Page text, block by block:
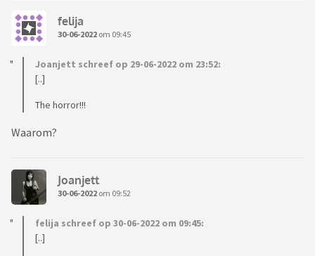
felija
30-06-2022 om 09:45
Joanjett schreef op 29-06-2022 om 23:52:
[..]
The horror!!!
Waarom?
Joanjett
30-06-2022 om 09:52
felija schreef op 30-06-2022 om 09:45:
[..]